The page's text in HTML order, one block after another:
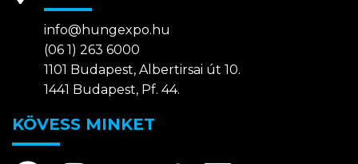
info@hungexpo.hu
(06 1) 263 6000
1101 Budapest, Albertirsai út 10.
1441 Budapest, Pf. 44.
KÖVESS MINKET